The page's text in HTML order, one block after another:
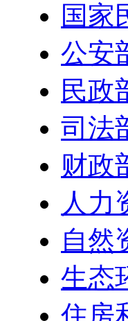
国家
公安
民政
司法
财政
人力
自然
生态